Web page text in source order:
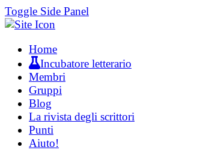
Toggle Side Panel
Home
Incubatore letterario
Membri
Gruppi
Blog
La rivista degli scrittori
Punti
Aiuto!